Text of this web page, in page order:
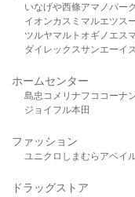
いなげや西條アマノパー
イオンカスミ マルエツス
ツルヤマルト オギノ エス
ダイレックスサンエーイ
ホームセンター
島忠 コメリ ナフコ コーナ
ジョイフル本田
ファッション
ユニクロ しまむら アベイ
ドラッグストア